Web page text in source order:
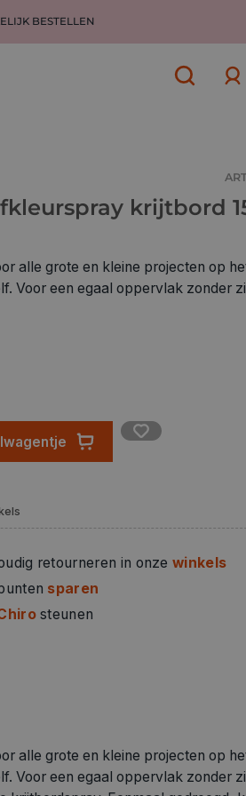
BESTELLEN
krijtbord
alle grote en kleine projecten op
Voor een egaal oppervlak zonder
krijtbordspray. Eenmaal gedroogd,
retourneren in onzewinkels
sparen
steunen
alle grote en kleine projecten op
Voor een egaal oppervlak zonder